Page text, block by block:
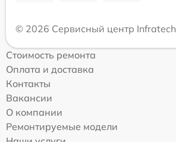
© 2026 Сервисный центр Infratech
Стоимость ремонта
Оплата и доставка
Контакты
Вакансии
О компании
Ремонтируемые модели